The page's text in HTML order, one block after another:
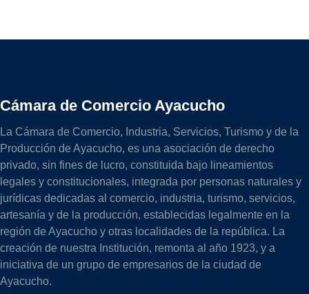
Cámara de Comercio Ayacucho
La Cámara de Comercio, Industria, Servicios, Turismo y de la
Producción de Ayacucho, es una asociación de derecho
privado, sin fines de lucro, constituida bajo lineamientos
legales y constitucionales, integrada por personas naturales y
jurídicas dedicadas al comercio, industria, turismo, servicios,
artesanía y de la producción, establecidas legalmente en la
región de Ayacucho y otras localidades de la república. La
creación de nuestra Institución, remonta al año 1923, y a
iniciativa de un grupo de empresarios de la ciudad de
Ayacucho.